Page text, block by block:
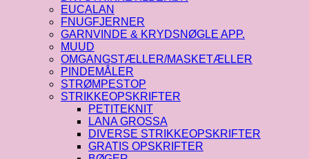
EUCALAN
FNUGFJERNER
GARNVINDE & KRYDSNØGLE APP.
MUUD
OMGANGSTÆLLER/MASKETÆLLER
PINDEMÅLER
STRØMPESTOP
STRIKKEOPSKRIFTER
PETITEKNIT
LANA GROSSA
DIVERSE STRIKKEOPSKRIFTER
GRATIS OPSKRIFTER